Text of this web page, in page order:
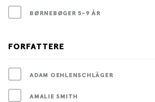
BØRNEBØGER 5-9 ÅR
FORFATTERE
ADAM OEHLENSCHLÄGER
AMALIE SMITH